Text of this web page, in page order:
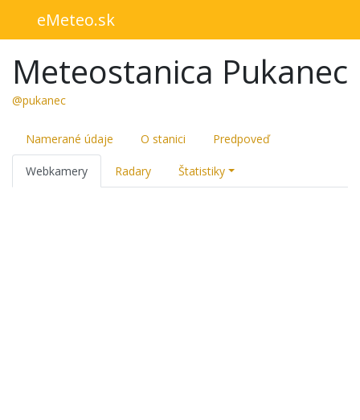
eMeteo.sk
Meteostanica Pukanec
@pukanec
Namerané údaje O stanici Predpoveď
Webkamery Radary Štatistiky